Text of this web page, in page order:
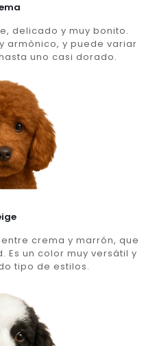
delicado y muy bonito.
armónico, y puede variar
uno casi dorado.
crema y marrón, que
Es un color muy versátil y
tipo de estilos.